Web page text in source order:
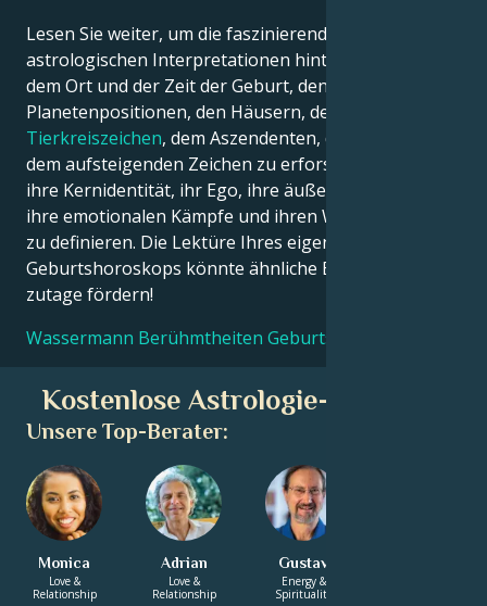
Lesen Sie weiter, um die faszinierenden
astrologischen Interpretationen hinter dem Datum,
dem Ort und der Zeit der Geburt, den
Planetenpositionen, den Häusern, dem
Tierkreiszeichen, dem Aszendenten, dem Mond und
dem aufsteigenden Zeichen zu erforschen – und so
ihre Kernidentität, ihr Ego, ihre äußere Erscheinung,
ihre emotionalen Kämpfe und ihren Weg zum Erfolg
zu definieren. Die Lektüre Ihres eigenen
Geburtshoroskops könnte ähnliche Erkenntnisse
zutage fördern!
Wassermann Berühmtheiten Geburtstabellen
Kostenlose Astrologie-Beratung
Unsere Top-Berater:
Monica
Love &
Relationship
Adrian
Love &
Relationship
Gustav
Energy &
Spirituality